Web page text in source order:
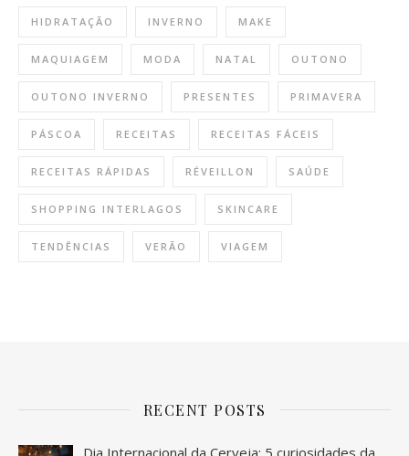
HIDRATAÇÃO INVERNO MAKE
MAQUIAGEM MODA NATAL OUTONO
OUTONO INVERNO PRESENTES PRIMAVERA
PÁSCOA RECEITAS RECEITAS FÁCEIS
RECEITAS RÁPIDAS RÉVEILLON SAÚDE
SHOPPING INTERLAGOS SKINCARE
TENDÊNCIAS VERÃO VIAGEM
RECENT POSTS
Dia Internacional da Cerveja: 5 curiosidades da